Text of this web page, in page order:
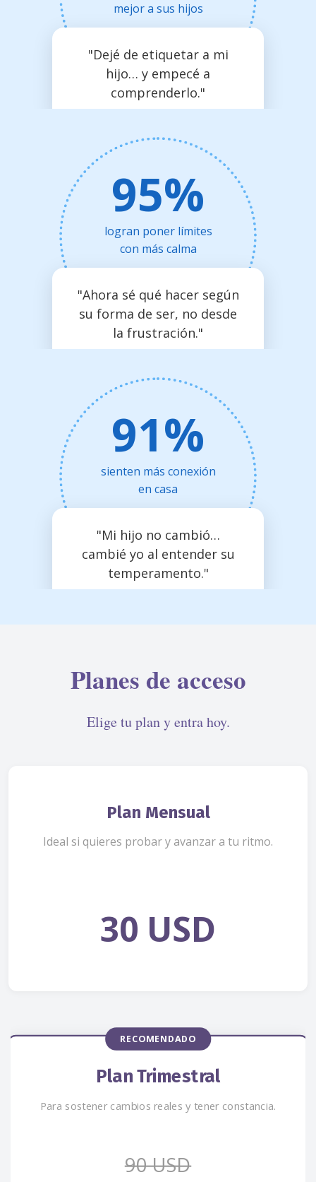
mejor a sus hijos
"Dejé de etiquetar a mi
hijo… y empecé a
comprenderlo."
95%
logran poner límites
con más calma
"Ahora sé qué hacer según
su forma de ser, no desde
la frustración."
91%
sienten más conexión
en casa
"Mi hijo no cambió…
cambié yo al entender su
temperamento."
Planes de acceso
Elige tu plan y entra hoy.
Plan Mensual
Ideal si quieres probar y avanzar a tu ritmo.
30 USD
RECOMENDADO
Plan Trimestral
Para sostener cambios reales y tener constancia.
90 USD